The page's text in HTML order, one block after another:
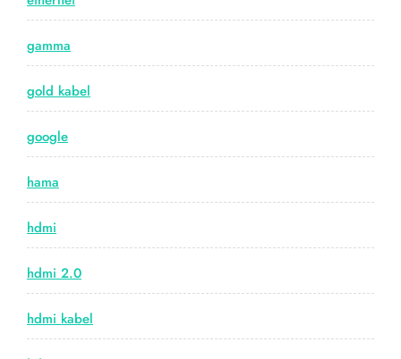
gamma
gold kabel
google
hama
hdmi
hdmi 2.0
hdmi kabel